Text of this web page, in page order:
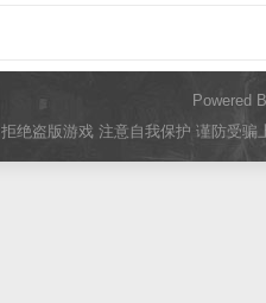
Powered
拒绝盗版游戏 注意自我保护 谨防受